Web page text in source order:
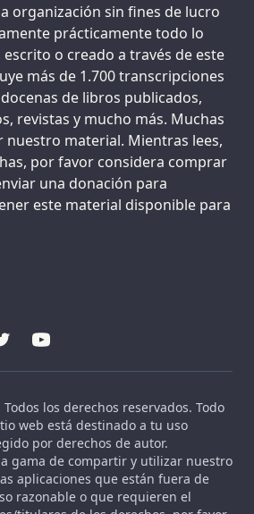
organización sin fines de lucro
prácticamente todo lo
o creado a través de este
más de 1.700 transcripciones
de libros publicados,
revistas y mucho más. Muchas
nuestro material. Mientras lees,
por favor considera comprar
una donación para
este material disponible para
los derechos reservados. Todo
web está destinado a tu uso
por derechos de autor.
gama de compartir y utilizar nuestro
aplicaciones que están fuera de
razonable o que requieren el